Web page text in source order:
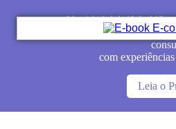
Novidade! A
para ajudar marcas e
com
Leia o